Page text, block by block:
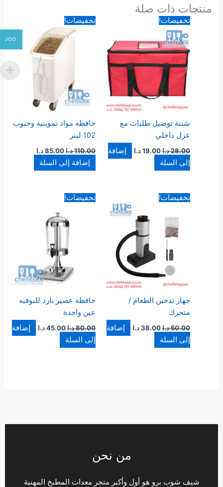
منتجات ذات صلة
تخفيضات!
شنتة توصيل طلبات مع
عزل داخلي
28.00د.ا
السعر
الأصلي
28.00 د.ا.
19.00 د.ا
19.00 د.ا.
إضافة
إلى السلة
تخفيضات!
حافظة مواد تموينية وحبوب
102 ليتر
110.00د.ا
السعر
الأصلي
هو:
110.00 د.ا.
85.00د.ا
85.00 د.ا.
إضافة إلى السلة
تخفيضات!
جهاز تدخين الطعام /
متحرك
50.00د.ا
السعر
الأصلي
50.00 د.ا.
38.00 د.ا
الحالي
هو:
إضافة
إلى السلة
تخفيضات!
حافظة عصير بارد للبوفيه
عين واحدة
80.00د.ا
السعر
الأصلي
هو:
80.00 د.ا.
45.00د.ا
إضافة
إلى السلة
من نحن
شيف شوب برو هو أول وأكبر متجر معدات المطبخ المهنية
JOD